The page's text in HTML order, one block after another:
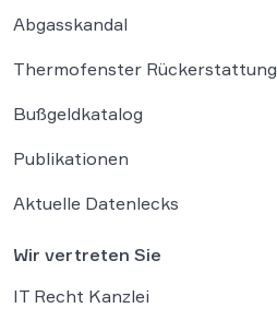
Abgasskandal
Thermofenster Rückerstattung
Bußgeldkatalog
Publikationen
Aktuelle Datenlecks
Wir vertreten Sie
IT Recht Kanzlei